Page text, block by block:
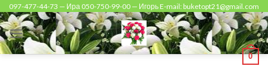
Skip
to
content
097-477-44-73 — Ира 050-750-99-00 — Игорь E-mail: buketopt21@gmail.com
0